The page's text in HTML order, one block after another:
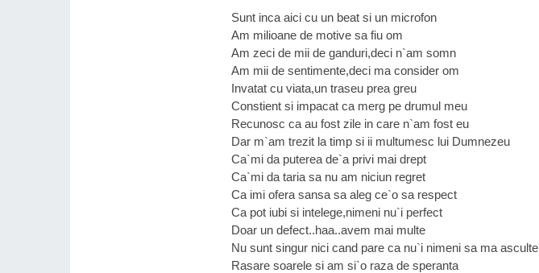
Sunt inca aici cu un beat si un microfon
Am milioane de motive sa fiu om
Am zeci de mii de ganduri,deci n`am somn
Am mii de sentimente,deci ma consider om
Invatat cu viata,un traseu prea greu
Constient si impacat ca merg pe drumul meu
Recunosc ca au fost zile in care n`am fost eu
Dar m`am trezit la timp si ii multumesc lui Dumnezeu
Ca`mi da puterea de`a privi mai drept
Ca`mi da taria sa nu am niciun regret
Ca imi ofera sansa sa aleg ce`o sa respect
Ca pot iubi si intelege,nimeni nu`i perfect
Doar un defect..haa..avem mai multe
Nu sunt singur nici cand pare ca nu`i nimeni sa ma asculte
Rasare soarele si am si`o raza de speranta